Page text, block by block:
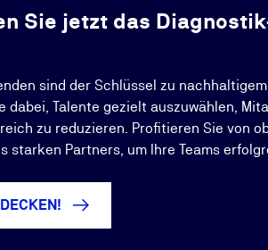
Sie jetzt das
sind der Schlüssel zu
dabei, Talente gezielt auszuwählen,
zu reduzieren. Profitieren Sie von
starken Partners, um Ihre Teams